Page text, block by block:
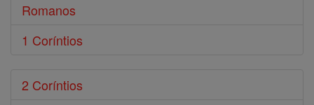
Romanos
1 Coríntios
2 Coríntios